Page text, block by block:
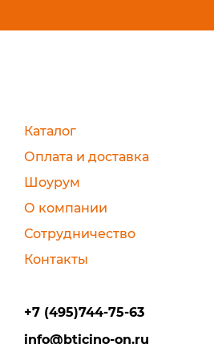
Каталог
Оплата и доставка
Шоурум
О компании
Сотрудничество
Контакты
+7 (495)744-75-63
info@bticino-on.ru